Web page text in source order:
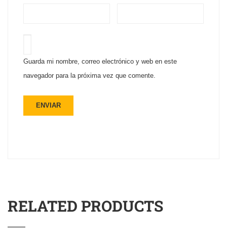
Guarda mi nombre, correo electrónico y web en este
navegador para la próxima vez que comente.
RELATED PRODUCTS